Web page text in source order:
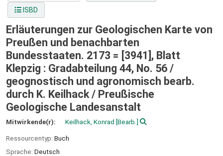
ISBD
Erläuterungen zur Geologischen Karte von
Preußen und benachbarten
Bundesstaaten. 2173 = [3941], Blatt
Klepzig : Gradabteilung 44, No. 56 /
geognostisch und agronomisch bearb.
durch K. Keilhack / Preußische
Geologische Landesanstalt
Mitwirkende(r): Keilhack, Konrad [Bearb.]
Ressourcentyp: Buch
Sprache: Deutsch